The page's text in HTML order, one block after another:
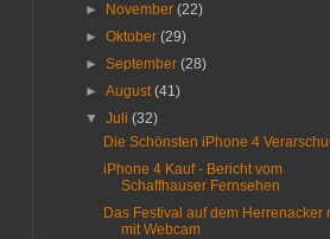
►
November(22)
►Oktober(29)
►September(28)
►August(41)
▼Juli(32)
Die Schönsten iPhone 4
iPhone 4 Kauf - Bericht vom
Schaffhauser Fernsehen
Das Festival auf dem Herrenacker
mit Webcam